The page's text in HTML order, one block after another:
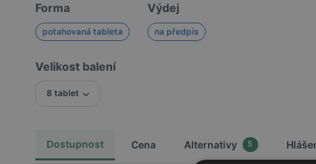
Forma
potahovaná tableta
Výdej
na předpis
Velikost balení
8 tablet
Dostupnost Cena Alternativy 5